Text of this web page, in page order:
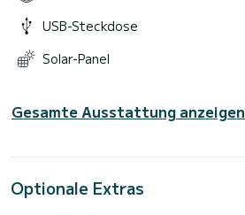
USB-Steckdose
Solar-Panel
Gesamte Ausstattung anzeigen
Optionale Extras